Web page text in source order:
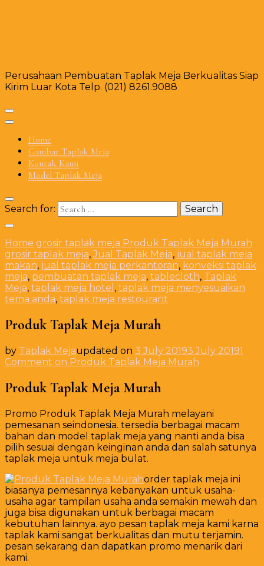
Perusahaan Pembuatan Taplak Meja Berkualitas Siap
Kirim Luar Kota Telp. (021) 8261.9088
Home
Gambar Taplak Meja
Kontak Kami
Model Taplak Meja
Search for:
Home grosir taplak meja Produk Taplak Meja Murah
grosir taplak meja,Jual Taplak Meja, jual taplak meja
makan, jual taplak meja perkantoran, konveksi taplak
meja, pembuatan taplak meja, tablecloth, Taplak
Meja, taplak meja hotel , taplak meja menyesuaikan
tema anda, taplak meja restourant
Produk Taplak Meja Murah
by Taplak Mejaupdated on 3 July 20193 July 20191
Comment on Produk Taplak Meja Murah
Produk Taplak Meja Murah
Promo Produk Taplak Meja Murah melayani
pemesanan seindonesia. tersedia berbagai macam
bahan dan model taplak meja yang nanti anda bisa
pilih sesuai dengan keinginan anda dan salah satunya
taplak meja untuk meja bulat.
order taplak meja ini
biasanya pemesannya kebanyakan untuk usaha-
usaha agar tampilan usaha anda semakin mewah dan
juga bisa digunakan untuk berbagai macam
kebutuhan lainnya. ayo pesan taplak meja kami karna
taplak kami sangat berkualitas dan mutu terjamin.
pesan sekarang dan dapatkan promo menarik dari
kami.